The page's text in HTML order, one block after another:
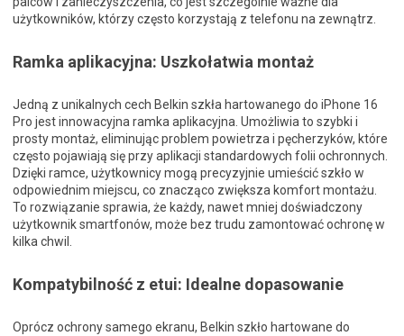
użytkowników, którzy często korzystają z telefonu na zewnątrz.
Ramka aplikacyjna: Uszkołatwia montaż
Jedną z unikalnych cech Belkin szkła hartowanego do iPhone 16
Pro jest innowacyjna ramka aplikacyjna. Umożliwia to szybki i
prosty montaż, eliminując problem powietrza i pęcherzyków, które
często pojawiają się przy aplikacji standardowych folii ochronnych.
Dzięki ramce, użytkownicy mogą precyzyjnie umieścić szkło w
odpowiednim miejscu, co znacząco zwiększa komfort montażu.
To rozwiązanie sprawia, że każdy, nawet mniej doświadczony
użytkownik smartfonów, może bez trudu zamontować ochronę w
kilka chwil.
Kompatybilność z etui: Idealne dopasowanie
Oprócz ochrony samego ekranu, Belkin szkło hartowane do